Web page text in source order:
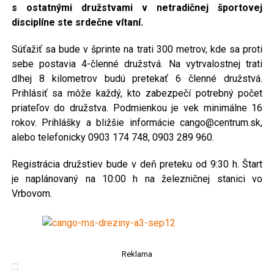
s ostatnými družstvami v netradičnej športovej
disciplíne ste srdečne vítaní.
Súťažiť sa bude v šprinte na trati 300 metrov, kde sa proti
sebe postavia 4-členné družstvá. Na vytrvalostnej trati
dlhej 8 kilometrov budú pretekať 6 členné družstvá.
Prihlásiť sa môže každý, kto zabezpečí potrebný počet
priateľov do družstva. Podmienkou je vek minimálne 16
rokov. Prihlášky a bližšie informácie cango@centrum.sk,
alebo telefonicky 0903 174 748, 0903 289 960.
Registrácia družstiev bude v deň preteku od 9:30 h. Štart
je naplánovaný na 10:00 h na železničnej stanici vo
Vrbovom.
Reklama